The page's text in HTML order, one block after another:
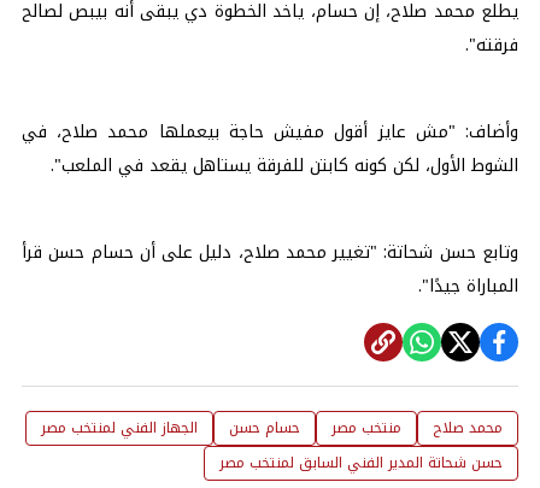
يطلع محمد صلاح، إن حسام، ياخد الخطوة دي يبقى أنه بيبص لصالح
فرقته".
وأضاف: "مش عايز أقول مفيش حاجة بيعملها محمد صلاح، في
الشوط الأول، لكن كونه كابتن للفرقة يستاهل يقعد في الملعب".
وتابع حسن شحاتة: "تغيير محمد صلاح، دليل على أن حسام حسن قرأ
المباراة جيدًا".
محمد صلاح منتخب مصر حسام حسن
الجهاز الفني لمنتخب مصر
حسن شحاتة المدير الفني السابق لمنتخب مصر